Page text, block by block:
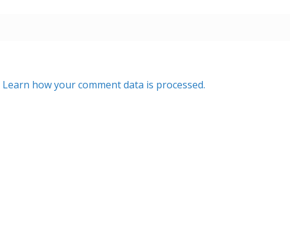
Learn how your comment data is processed.